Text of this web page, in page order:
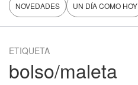
NOVEDADES UN DÍA COMO HOY
ETIQUETA
bolso/maleta